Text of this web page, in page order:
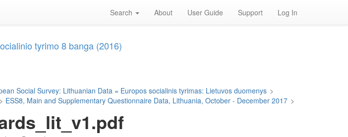
Search About User Guide Support Log In
tyrimo 8 banga (2016)
Social Survey: Lithuanian Data = Europos socialinis tyrimas: Lietuvos duomenys >
> ESS8, Main and Supplementary Questionnaire Data, Lithuania, October - December 2017 >